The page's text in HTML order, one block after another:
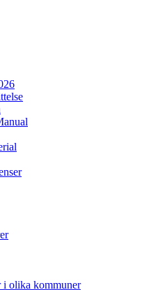
i olika kommuner